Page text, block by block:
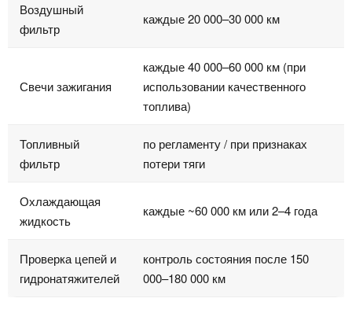
Воздушный
фильтр
каждые 20 000–30 000 км
Свечи зажигания
каждые 40 000–60 000 км (при
использовании качественного
топлива)
Топливный
фильтр
по регламенту / при признаках
потери тяги
Охлаждающая
жидкость
каждые ~60 000 км или 2–4 года
Проверка цепей и
гидронатяжителей
контроль состояния после 150
000–180 000 км